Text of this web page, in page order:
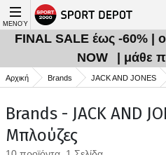
ΜΕΝΟΎ
FINAL SALE έως -60% |
NOW
| μάθε
Αρχική Brands JACK AND JONES
Brands - JACK AND
Μπλούζες